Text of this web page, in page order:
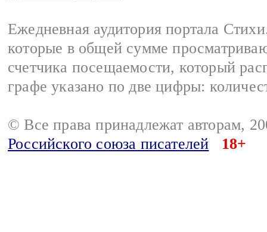
Ежедневная аудитория портала
которые в общей сумме
счетчика посещаемости, который
графе указано по две цифры:
© Все права принадлежат авторам,
Российского союза писателей
18+